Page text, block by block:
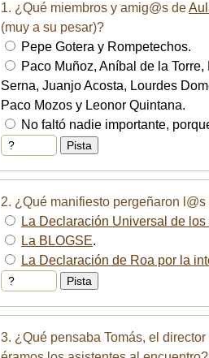
1. ¿Qué miembros y amig@s de
(muy a su pesar)?
Pepe Gotera y Rompetechos.
Paco Muñoz, Aníbal de la
Serna, Juanjo Acosta, Lourdes
Paco Mozos y Leonor Quintana.
No faltó nadie importante,
2. ¿Qué manifiesto pergeñaron
La Declaración Universal de
La BLOGSE.
La Declaración de Roa por la
3. ¿Qué pensaba Tomás, el